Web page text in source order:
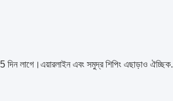
লাগে।এয়ারলাইন এবং সমুদ্র শিপিং এছাড়াও ঐচ্ছিক.